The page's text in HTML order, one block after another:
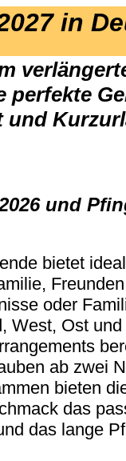
in
perfekte
und
und
bietet
oder
West, Ost
ab zwei
bieten
das
das lange